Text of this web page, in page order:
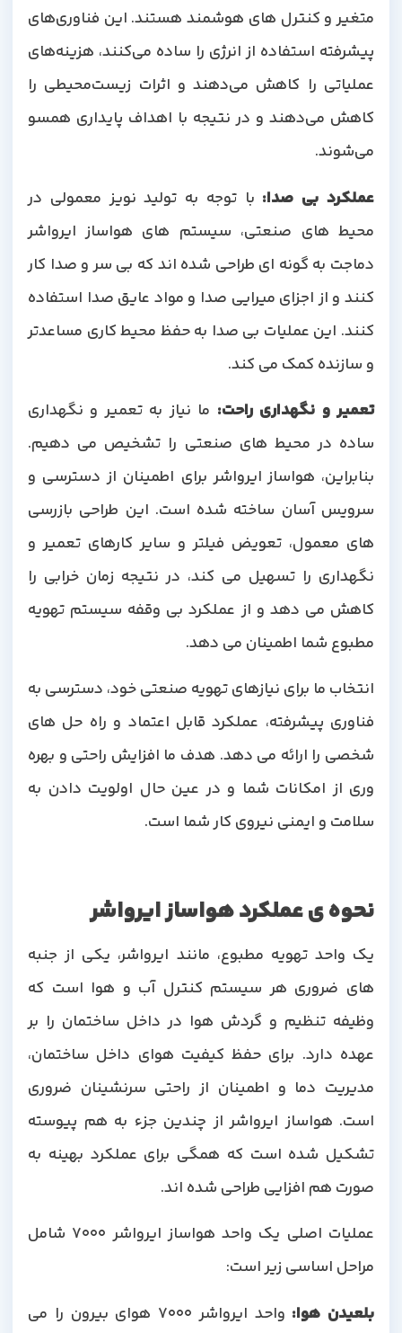
متغیر و کنترل های هوشمند هستند. این فناوری‌های
پیشرفته استفاده از انرژی را ساده می‌کنند، هزینه‌های
عملیاتی را کاهش می‌دهند و اثرات زیست‌محیطی را
کاهش می‌دهند و در نتیجه با اهداف پایداری همسو
می‌شوند.
عملکرد بی صدا: با توجه به تولید نویز معمولی در
محیط های صنعتی، سیستم های هواساز ایرواشر
دماجت به گونه ای طراحی شده اند که بی سر و صدا کار
کنند و از اجزای میرایی صدا و مواد عایق صدا استفاده
کنند. این عملیات بی صدا به حفظ محیط کاری مساعدتر
و سازنده کمک می کند.
تعمیر و نگهداری راحت: ما نیاز به تعمیر و نگهداری
ساده در محیط های صنعتی را تشخیص می دهیم.
بنابراین، هواساز ایرواشر برای اطمینان از دسترسی و
سرویس آسان ساخته شده است. این طراحی بازرسی
های معمول، تعویض فیلتر و سایر کارهای تعمیر و
نگهداری را تسهیل می کند، در نتیجه زمان خرابی را
کاهش می دهد و از عملکرد بی وقفه سیستم تهویه
مطبوع شما اطمینان می دهد.
انتخاب ما برای نیازهای تهویه صنعتی خود، دسترسی به
فناوری پیشرفته، عملکرد قابل اعتماد و راه حل های
شخصی را ارائه می دهد. هدف ما افزایش راحتی و بهره
وری از امکانات شما و در عین حال اولویت دادن به
سلامت و ایمنی نیروی کار شما است.
نحوه ی عملکرد هواساز ایرواشر
یک واحد تهویه مطبوع، مانند ایرواشر، یکی از جنبه
های ضروری هر سیستم کنترل آب و هوا است که
وظیفه تنظیم و گردش هوا در داخل ساختمان را بر
عهده دارد. برای حفظ کیفیت هوای داخل ساختمان،
مدیریت دما و اطمینان از راحتی سرنشینان ضروری
است. هواساز ایرواشر از چندین جزء به هم پیوسته
تشکیل شده است که همگی برای عملکرد بهینه به
صورت هم افزایی طراحی شده اند.
عملیات اصلی یک واحد هواساز ایرواشر 7000 شامل
مراحل اساسی زیر است:
بلعیدن هوا:
واحد ایرواشر 7000 هوای بیرون را می